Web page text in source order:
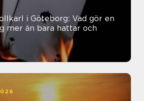
i Göteborg: Vad gör en